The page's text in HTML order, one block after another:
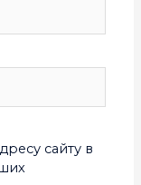
сайту в